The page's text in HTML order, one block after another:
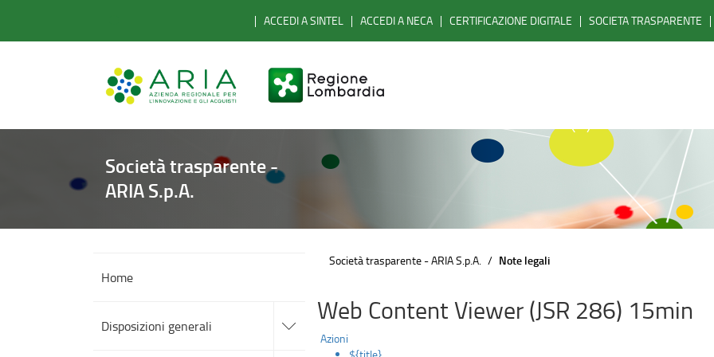
contenuto
legali
ACCEDI A SINTEL ACCEDI A NECA CERTIFICAZIONE DIGITALE SOCIETA TRASPARENTE
Società trasparente -
ARIA S.p.A.
Home
Disposizioni generali alle
sotto
Società trasparente - ARIA S.p.A. Note legali
Web Content Viewer (JSR 286) 15min
Azioni